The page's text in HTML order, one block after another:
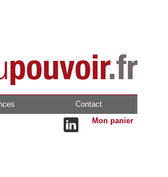
Contact
Mon panier